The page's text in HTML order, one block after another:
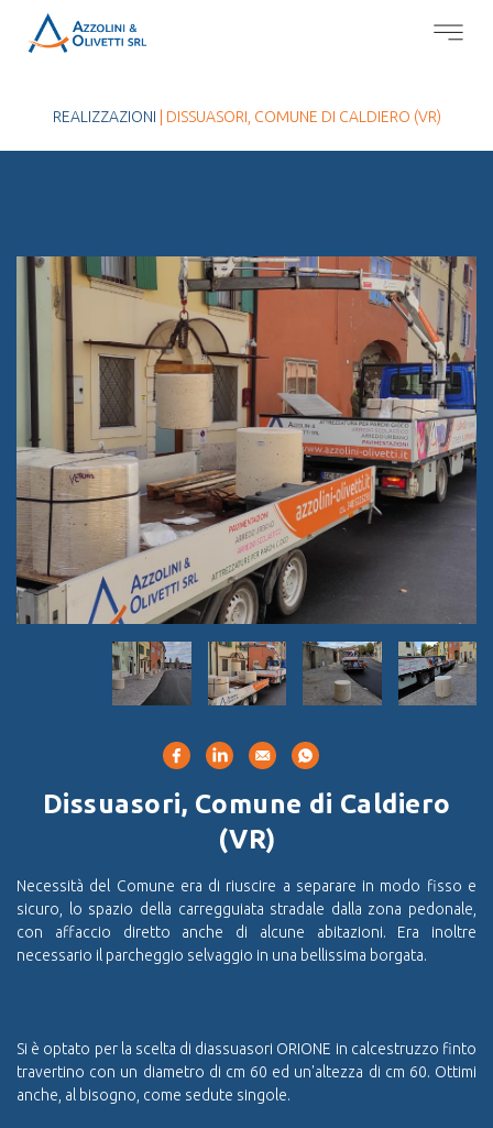
REALIZZAZIONI | DISSUASORI, COMUNE DI CALDIERO (VR)
Dissuasori, Comune di Caldiero
(VR)
Necessità del Comune era di riuscire a separare in modo fisso e
sicuro, lo spazio della carregguiata stradale dalla zona pedonale,
con affaccio diretto anche di alcune abitazioni. Era inoltre
necessario il parcheggio selvaggio in una bellissima borgata.
Si è optato per la scelta di diassuasori ORIONE in calcestruzzo finto
travertino con un diametro di cm 60 ed un'altezza di cm 60. Ottimi
anche, al bisogno, come sedute singole.